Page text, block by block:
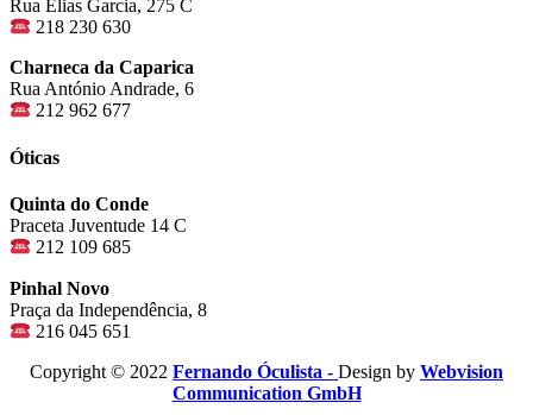
Rua Elias Garcia, 275 C
218 230 630
Charneca da Caparica
Rua António Andrade, 6
212 962 677
Óticas
Quinta do Conde
Praceta Juventude 14 C
212 109 685
Pinhal Novo
Praça da Independência, 8
216 045 651
Copyright © 2022 Fernando Óculista - Design by Webvision
Communication GmbH